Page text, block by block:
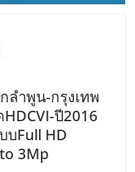
ลำพูน-กรุงเทพ
ปี2016
บFull HD
3Mp